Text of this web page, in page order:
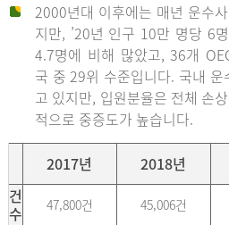
2000년대 이후에는 매년 운수
지만, ’20년 인구 10만 명당 6
4.7명에 비해 많았고, 36개
국 중 29위 수준입니다. 국내
고 있지만, 입원분율은 전체 손
적으로 중증도가 높습니다.
2017년 2018년
건
수
47,800건 45,006건